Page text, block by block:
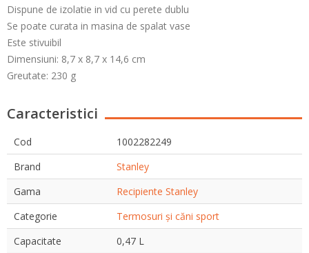
Dispune de izolatie in vid cu perete dublu
Se poate curata in masina de spalat vase
Este stivuibil
Dimensiuni: 8,7 x 8,7 x 14,6 cm
Greutate: 230 g
Caracteristici
Cod
1002282249
Brand
Stanley
Gama
Recipiente Stanley
Categorie
Termosuri și căni sport
Capacitate
0,47 L